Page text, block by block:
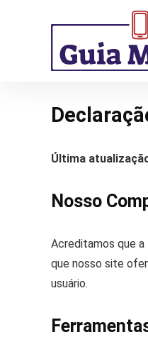
Última
Nosso
Acreditamos que
que nosso site
usuário.